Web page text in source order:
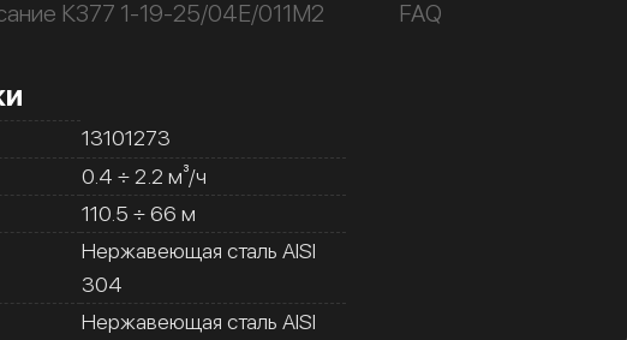
К377 1-19-25/04Е/011М2 FAQ
13101273
0.4 ÷ 2.2 м³/ч
110.5 ÷ 66 м
Нержавеющая сталь AISI
304
Нержавеющая сталь AISI